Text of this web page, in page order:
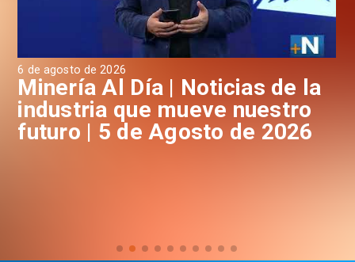
6 de agosto de 2026
Minería Al Día | Noticias de la
industria que mueve nuestro
futuro | 5 de Agosto de 2026